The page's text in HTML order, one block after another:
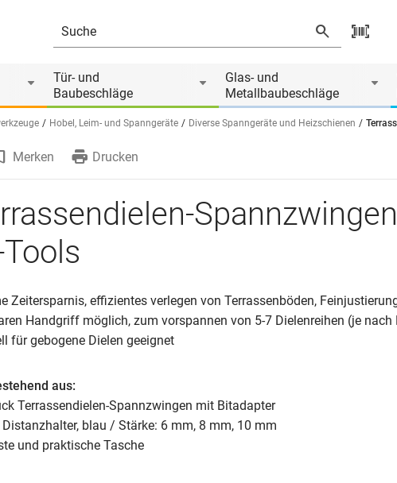
Tür- und
Baubeschläge
Glas- und
Metallbaubeschläge
Hobel, Leim- und Spanngeräte Diverse Spanngeräte und Heizschienen
Merken Drucken
Tools
Zeitersparnis, effizientes verlegen von Terrassenböden,
Handgriff möglich, zum vorspannen von 5-7 Dielenreihen (je nach
für gebogene Dielen geeignet
aus:
Terrassendielen-Spannzwingen mit Bitadapter
Distanzhalter, blau / Stärke: 6 mm, 8 mm, 10 mm
und praktische Tasche